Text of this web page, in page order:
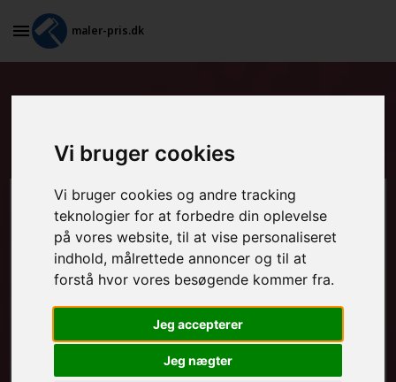
Vi bruger cookies
Vi bruger cookies og andre tracking
teknologier for at forbedre din oplevelse
på vores website, til at vise personaliseret
indhold, målrettede annoncer og til at
forstå hvor vores besøgende kommer fra.
Jeg accepterer
Jeg nægter
maler-pris.dk
vægge i Helsinge
Beregn prisen her
MALEROPGAVER - INDVENDIGT:
MALEROPGAVER - UDVENDIGT: